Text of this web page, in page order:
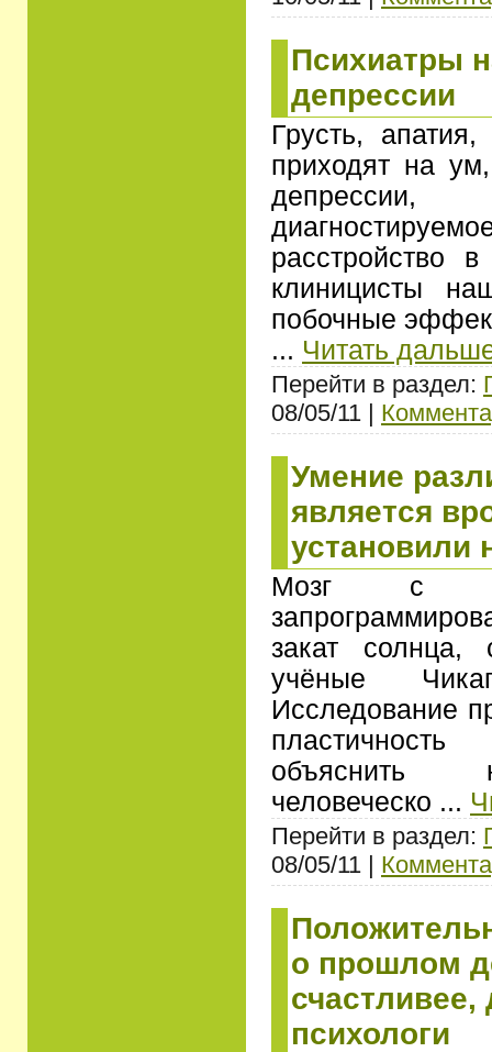
Психиатры
депрессии
Грусть,
приходят на
расстройство
клиницисты
побочные
... Читать
Перейти в раздел:
08/05/11 |
Умение
является
установили
Мозг с
закат солнца,
учёные
Исследование
объяснить
человеческо ...
Перейти в раздел:
08/05/11 |
о прошлом
счастливее,
психологи